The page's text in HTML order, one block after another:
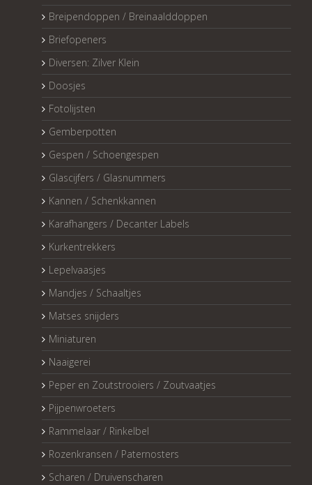
Breipendoppen / Breinaalddoppen
Briefopeners
Diversen: Zilver Klein
Doosjes
Fotolijsten
Gemberpotten
Gespen / Schoengespen
Glascijfers / Glasnummers
Kannen / Schenkkannen
Karafhangers / Decanter Labels
Kurkentrekkers
Lepelvaasjes
Mandjes / Schaaltjes
Matses snijders
Miniaturen
Naaigerei
Peper en Zoutstrooiers / Zoutvaatjes
Pijpenwroeters
Rammelaar / Rinkelbel
Rozenkransen / Paternosters
Scharen / Druivenscharen